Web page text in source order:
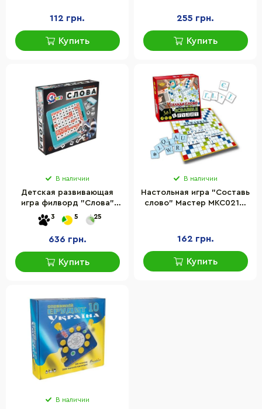
112 грн.
Купить
255 грн.
Купить
В наличии
Детская развивающая
игра филворд "Слова"
ТехноК 2963TXK 162
фишки, 10 шаблонов
3 5 25
636 грн.
Купить
В наличии
Настольная игра "Составь
слово" Мастер MKC0212,
162 грн.
Купить
В наличии